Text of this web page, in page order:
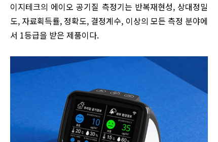
이지테크의 에이오 공기질 측정기는 반복재현성, 상대정밀
도, 자료획득률, 정확도, 결정계수, 이상의 모든 측정 분야에
서 1등급을 받은 제품이다.